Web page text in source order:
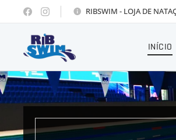
RIBSWIM - LOJA DE
INÍCIO